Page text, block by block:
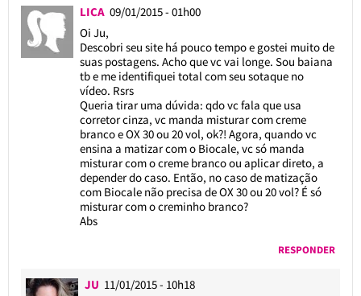
LICA 09/01/2015 - 01h00
Oi Ju,
Descobri seu site há pouco tempo e gostei muito de
suas postagens. Acho que vc vai longe. Sou baiana
tb e me identifiquei total com seu sotaque no
vídeo. Rsrs
Queria tirar uma dúvida: qdo vc fala que usa
corretor cinza, vc manda misturar com creme
branco e OX 30 ou 20 vol, ok?! Agora, quando vc
ensina a matizar com o Biocale, vc só manda
misturar com o creme branco ou aplicar direto, a
depender do caso. Então, no caso de matização
com Biocale não precisa de OX 30 ou 20 vol? É só
misturar com o creminho branco?
Abs
RESPONDER
JU 11/01/2015 - 10h18